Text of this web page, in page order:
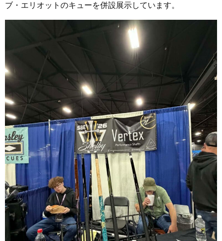
ブ・エリオットのキューを併設展示しています。